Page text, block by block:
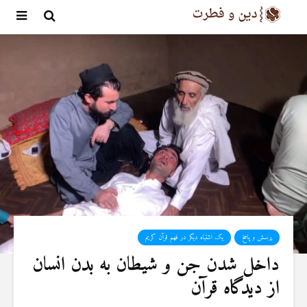
پرسش و پاسخ یک اشتباه دیگر در فهم قرآن کریم
داخل شدن جن و شیطان به بدن انسان
از ديدگاه قرآن